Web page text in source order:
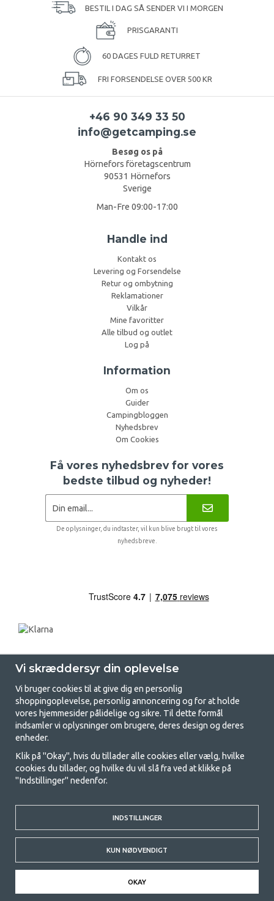
BESTIL I DAG SÅ SENDER VI I MORGEN
PRISGARANTI
60 DAGES FULD RETURRET
FRI FORSENDELSE OVER 500 KR
+46 90 349 33 50
info@getcamping.se
Besøg os på
Hörnefors företagscentrum
90531 Hörnefors
Sverige
Man-Fre 09:00-17:00
Handle ind
Kontakt os
Levering og Forsendelse
Retur og ombytning
Reklamationer
Vilkår
Mine favoritter
Alle tilbud og outlet
Log på
Information
Om os
Guider
Campingbloggen
Nyhedsbrev
Om Cookies
Få vores nyhedsbrev for vores
bedste tilbud og nyheder!
De oplysninger, du indtaster, vil kun blive brugt til vores
nyhedsbreve.
GetCamping.dk - Din butik for
camping og friluftsliv
Camping kan enten være en livsstil eller en måde at samle familien på til
et fælles eventyr. Uanset hvilken kategori du tilhører, finder du alt, du
til at campere, så vi tilbyder rigtig gode priser på familietelte,
campingvogns-telte og alt andet udstyr til camping og friluftsliv. Vores
mål er at tilbyde det bedste campingudstyr med hensyn til kvalitet og
funktionalitet i hver priskategori. Du er velkommen til at kontakte os,
hvis der er noget, du mangler eller vil vide mere om.
© 2020 GetCamping. All rights reserved.
Vi skræddersyr din oplevelse
Vi bruger cookies til at give dig en personlig
shoppingoplevelse, personlig annoncering og for at holde
vores hjemmesider pålidelige og sikre. Til dette formål
indsamler vi oplysninger om brugere, deres design og deres
enheder.
Klik på "Okay", hvis du tillader alle cookies eller vælg, hvilke
cookies du tillader, og hvilke du vil slå fra ved at klikke på
"Indstillinger" nedenfor.
INDSTILLINGER
KUN NØDVENDIGT
OKAY